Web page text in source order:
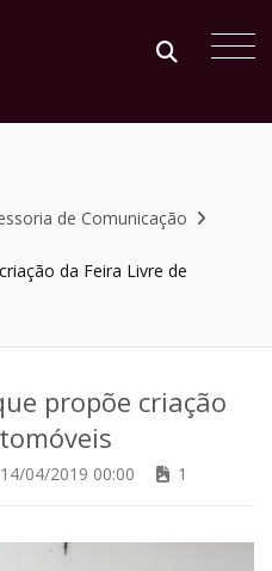
de Comunicação
da Feira Livre de
propõe criação
14/04/2019 00:00 1